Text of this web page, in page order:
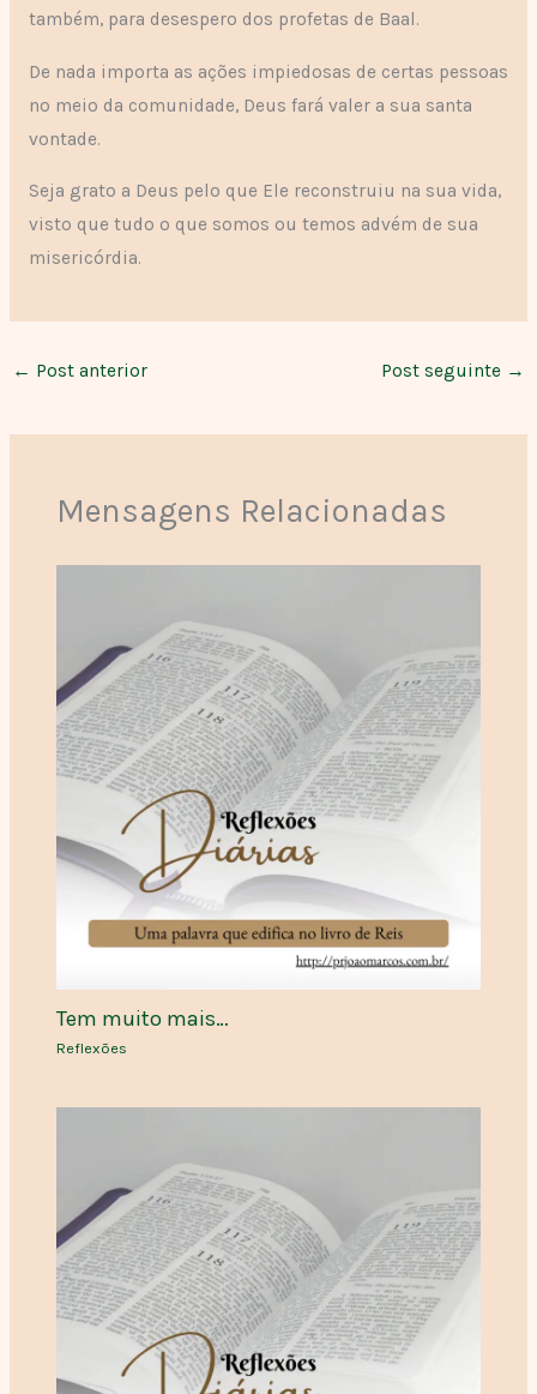
também, para desespero dos profetas de Baal.
De nada importa as ações impiedosas de certas pessoas
no meio da comunidade, Deus fará valer a sua santa
vontade.
Seja grato a Deus pelo que Ele reconstruiu na sua vida,
visto que tudo o que somos ou temos advém de sua
misericórdia.
← Post anterior Post seguinte →
Mensagens Relacionadas
Tem muito mais…
Reflexões